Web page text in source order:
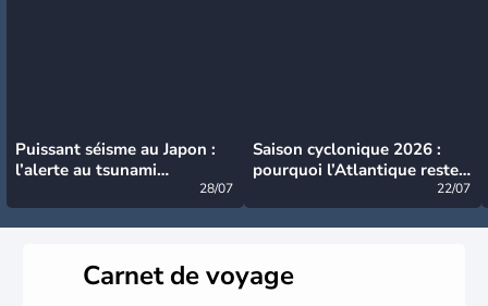
Puissant séisme au Japon :
l’alerte au tsunami
28/07
Saison cyclonique 2026 :
pourquoi l’Atlantique reste
22/07
Carnet de voyage